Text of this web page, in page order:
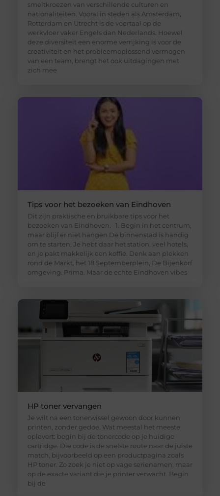
smeltkroezen van verschillende culturen en
nationaliteiten. Vooral in steden als Amsterdam,
Rotterdam en Utrecht is de voertaal op de
werkvloer vaker Engels dan Nederlands. Hoewel
deze diversiteit een enorme verrijking is voor de
creativiteit en het probleemoplossend vermogen
van een team, brengt het ook uitdagingen met
zich mee
Tips voor het bezoeken van Eindhoven
Dit zijn praktische en bruikbare tips voor het
bezoeken van Eindhoven. 1. Begin in het centrum,
maar blijf er niet hangen De binnenstad is handig
om te starten. Je hebt daar het station, veel hotels,
en je pakt makkelijk een koffie. Denk aan plekken
rond de Markt, het 18 Septemberplein, De Bijenkorf
omgeving. Prima. Maar de echte Eindhoven vibes
HP toner vervangen
Je wilt na een tonerwissel gewoon door kunnen
printen, zonder gedoe. Wat meestal het meeste
oplevert: begin bij de tonercode op je huidige
cartridge. Die code is de snelste route naar de juiste
match, bijvoorbeeld op een productpagina zoals
HP toner. Zo zoek je niet op vage serienamen, maar
op de exacte variant die je printer verwacht. Begin
bij de